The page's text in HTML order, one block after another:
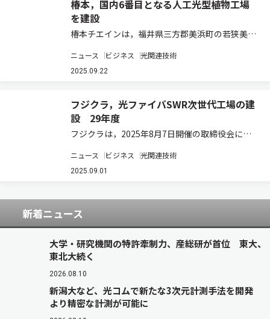
椿本，国内6番目となる人工光型植物工場
を建設
椿本チエインは，福井県三方郡美浜町の若狭美浜
工場「福井美浜工場」を建設し，9月10日に竣工
式を執り行なった（ニュースリリース）。 この工
ニュース ビジネス 光関連技術
2025.09.22
フジクラ，光ファイバSWR次世代工場の建
設 29年度
フジクラは，2025年8月7日開催の取締役会にお
したと発表した（ニュースリリース）。 同社は，
生成AIの普及・拡大に伴うデータセンタ市場を中
ニュース ビジネス 光関連技術
2025.09.01
新着ニュース
大学・研究機関の特許牽制力、産総研が首位 東大、
東北大続く
2026.08.10
新潟大など、光コムで新たな3次元計測手法を開発
より精密な計測が可能に